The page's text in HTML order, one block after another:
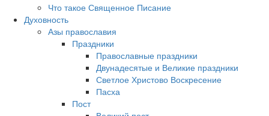
Что такое Священное Писание
Духовность
Азы православия
Праздники
Православные праздники
Двунадесятые и Великие праздники
Светлое Христово Воскресение
Пасха
Пост